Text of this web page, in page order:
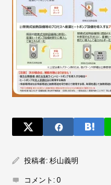
投稿者: 杉山義明
コメント: 0